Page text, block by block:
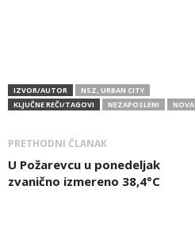
IZVOR/AUTOR
NSZ, URBAN CITY
KLJUČNE REČI/TAGOVI
NEZAPOSLENI
PRETHODNI ČLANAK
U Požarevcu u ponedeljak
zvanično izmereno 38,4°C